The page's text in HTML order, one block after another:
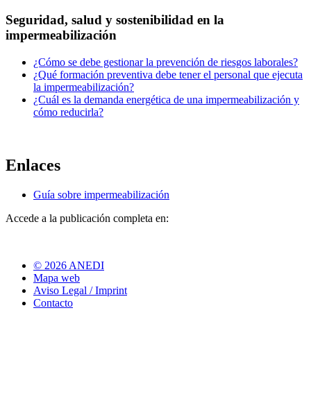
Seguridad, salud y sostenibilidad en la
impermeabilización
¿Cómo se debe gestionar la prevención de riesgos laborales?
¿Qué formación preventiva debe tener el personal que ejecuta
la impermeabilización?
¿Cuál es la demanda energética de una impermeabilización y
cómo reducirla?
Enlaces
Guía sobre impermeabilización
Accede a la publicación completa en:
© 2026 ANEDI
Mapa web
Aviso Legal / Imprint
Contacto